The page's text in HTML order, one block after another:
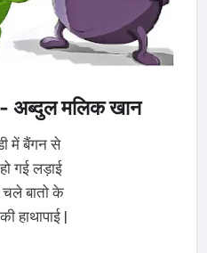
अब्दुल मलिक खान
में बैंगन से
गई लड़ाई
चले बातो के
हाथापाई |